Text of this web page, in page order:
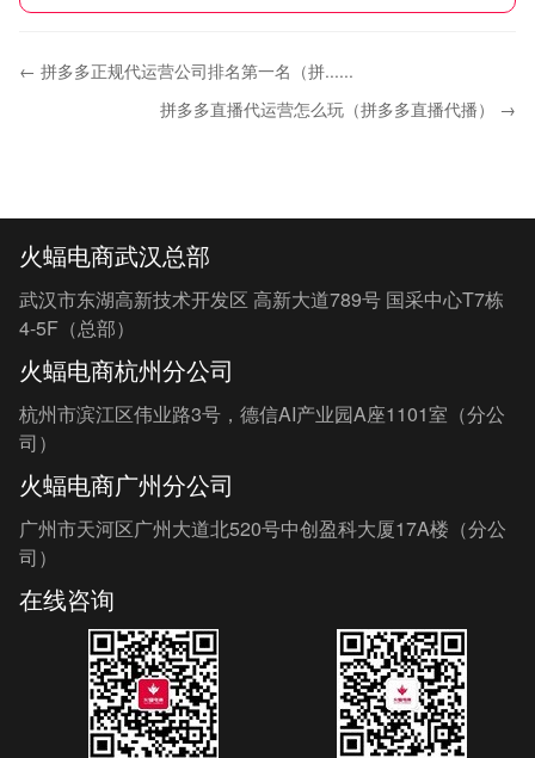
← 拼多多正规代运营公司排名第一名（拼......
拼多多直播代运营怎么玩（拼多多直播代播） →
火蝠电商武汉总部
武汉市东湖高新技术开发区 高新大道789号 国采中心T7栋
4-5F（总部）
火蝠电商杭州分公司
杭州市滨江区伟业路3号，德信AI产业园A座1101室（分公
司）
火蝠电商广州分公司
广州市天河区广州大道北520号中创盈科大厦17A楼（分公
司）
在线咨询